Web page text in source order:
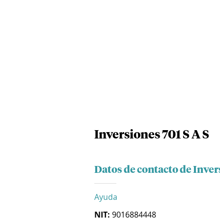
Inversiones 701 S A S
Datos de contacto de
Ayuda
NIT: 9016884448